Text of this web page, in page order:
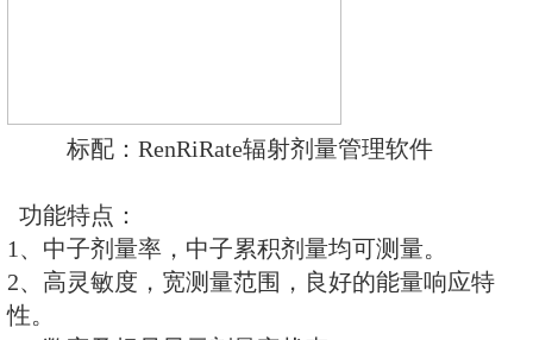
REN800型中子周围剂量当